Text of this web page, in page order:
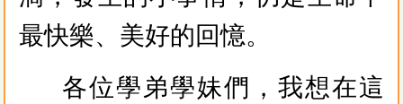
最快樂、美好的回憶。
各位學弟學妹們，我想在這